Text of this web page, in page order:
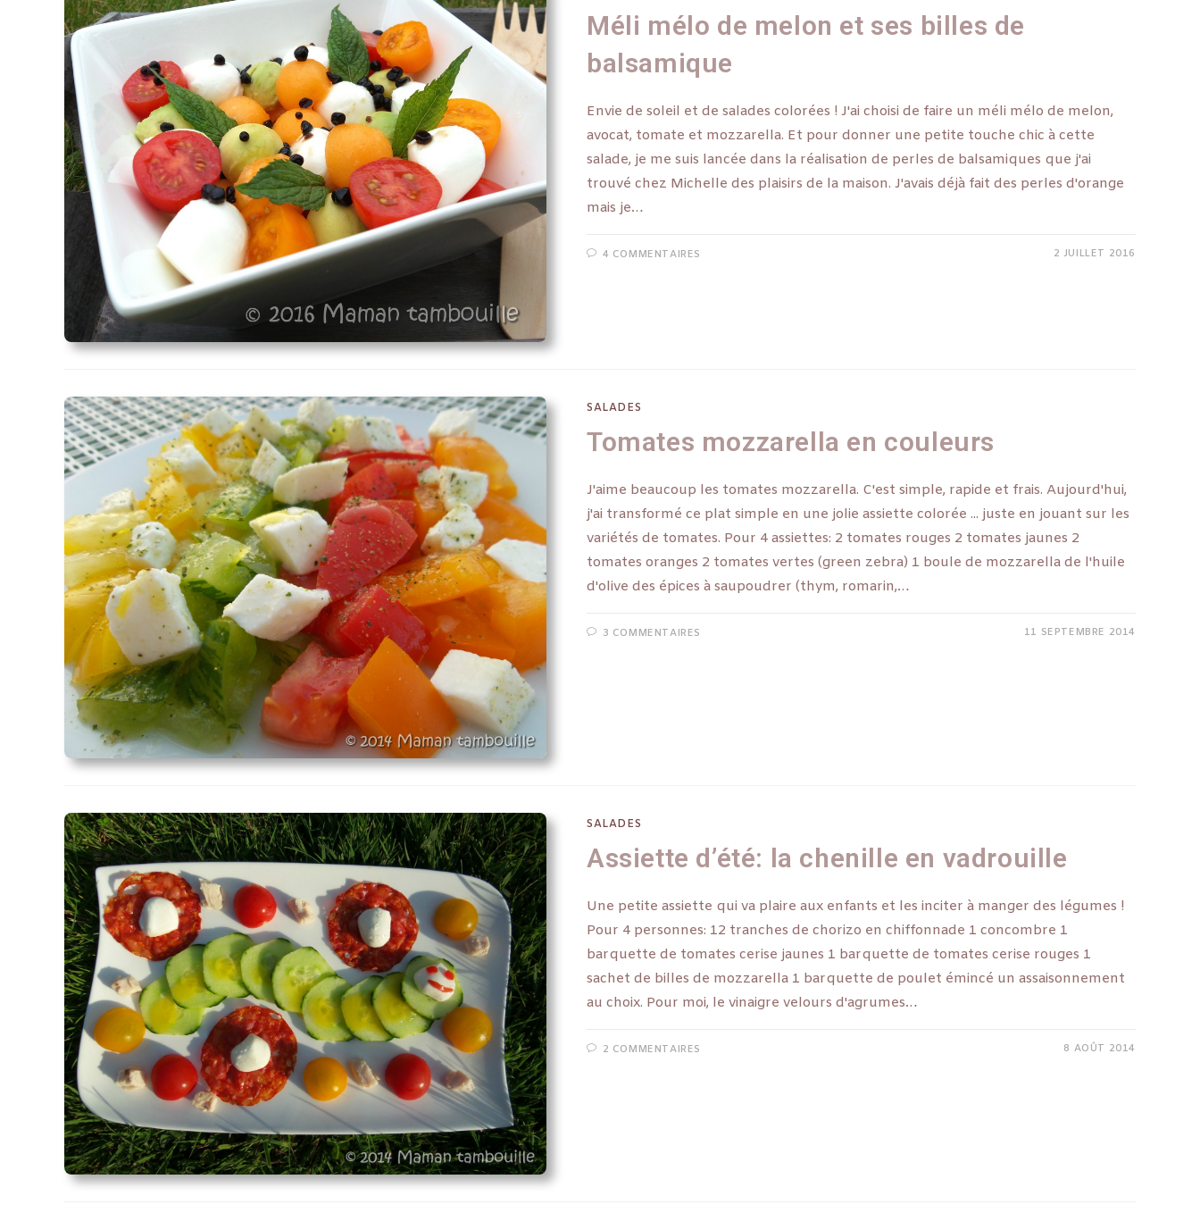
Méli mélo de melon et ses billes de
balsamique
Envie de soleil et de salades colorées ! J'ai choisi de faire un méli mélo de melon,
avocat, tomate et mozzarella. Et pour donner une petite touche chic à cette
salade, je me suis lancée dans la réalisation de perles de balsamiques que j'ai
trouvé chez Michelle des plaisirs de la maison. J'avais déjà fait des perles d'orange
mais je…
4 COMMENTAIRES 2 JUILLET 2016
SALADES
Tomates mozzarella en couleurs
J'aime beaucoup les tomates mozzarella. C'est simple, rapide et frais. Aujourd'hui,
j'ai transformé ce plat simple en une jolie assiette colorée ... juste en jouant sur les
variétés de tomates. Pour 4 assiettes: 2 tomates rouges 2 tomates jaunes 2
tomates oranges 2 tomates vertes (green zebra) 1 boule de mozzarella de l'huile
d'olive des épices à saupoudrer (thym, romarin,…
3 COMMENTAIRES 11 SEPTEMBRE 2014
SALADES
Assiette d’été: la chenille en vadrouille
Une petite assiette qui va plaire aux enfants et les inciter à manger des légumes !
Pour 4 personnes: 12 tranches de chorizo en chiffonnade 1 concombre 1
barquette de tomates cerise jaunes 1 barquette de tomates cerise rouges 1
sachet de billes de mozzarella 1 barquette de poulet émincé un assaisonnement
au choix. Pour moi, le vinaigre velours d'agrumes…
2 COMMENTAIRES 8 AOÛT 2014